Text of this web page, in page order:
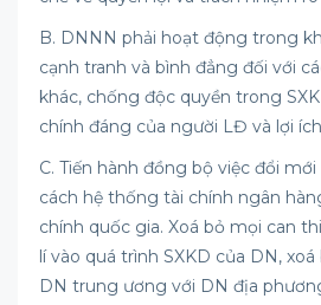
B. DNNN phải hoạt động trong
cạnh tranh và bình đẳng đối với
khác, chống độc quyền trong
chính đáng của người LĐ và lợi
C. Tiến hành đồng bộ việc đổi
cách hệ thống tài chính ngân
chính quốc gia. Xoá bỏ mọi can
lí vào quá trình SXKD của DN,
DN trung ương với DN địa